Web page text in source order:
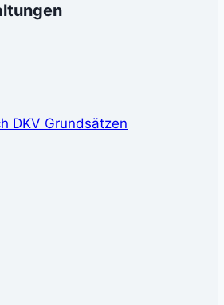
DKV Grundsätzen